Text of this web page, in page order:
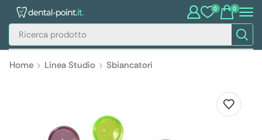
0 0
Home Linea Studio Sbiancatori